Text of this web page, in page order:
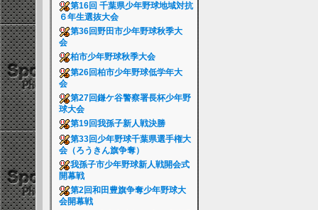
第16回 千葉県少年野球地域対抗
６年生選抜大会
第36回野田市少年野球秋季大
会
柏市少年野球秋季大会
第26回柏市少年野球低学年大
会
第27回鎌ケ谷警察署長杯少年野
球大会
第19回我孫子新人戦決勝
第33回少年野球千葉県選手権大
会（ろうきん旗争奪）
我孫子市少年野球新人戦開会式
開幕戦
第2回和田豊旗争奪少年野球大
会開幕戦